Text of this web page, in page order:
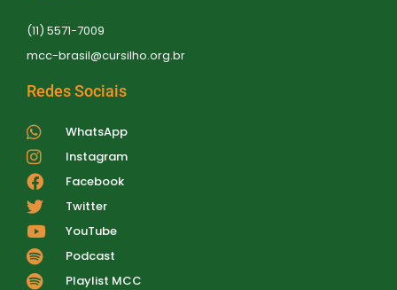
(11) 5571-7009
mcc-brasil@cursilho.org.br
Redes Sociais
WhatsApp
Instagram
Facebook
Twitter
YouTube
Podcast
Playlist MCC